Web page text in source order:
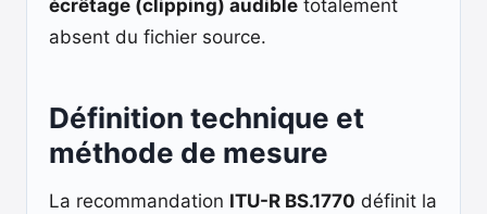
écrêtage (clipping) audible totalement
absent du fichier source.
Définition technique et
méthode de mesure
La recommandation ITU-R BS.1770 définit la